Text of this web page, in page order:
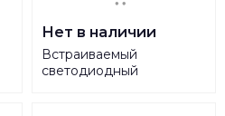
Нет в наличии
Встраиваемый
светодиодный